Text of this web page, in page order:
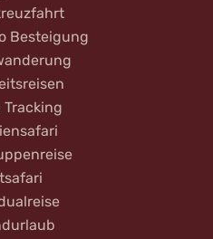
Besteigung
Tracking